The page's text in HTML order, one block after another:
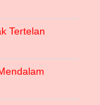
Tertelan